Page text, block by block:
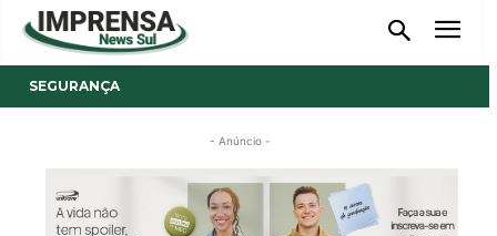
SEGURANÇA
- Anúncio -